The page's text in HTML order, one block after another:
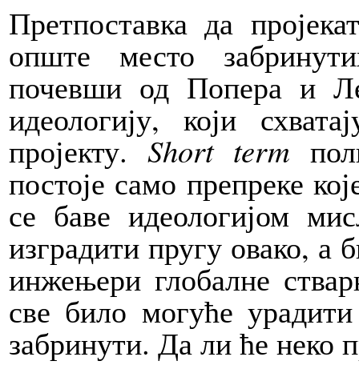
Претпоставка да
опште место
почевши од Попера и
идеологију, који
пројекту.Short term
постоје само препреке
се баве идеологијом
изградити пругу овако, а
инжењери глобалне
све било могуће
забринути. Да ли ће неко